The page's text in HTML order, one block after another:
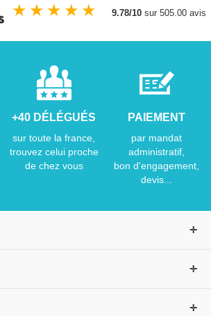
★ ★ ★ ★ ★ 9.78/10 sur 505.00 avis
+40 DÉLÉGUÉS
sur toute la france,
trouvez celui proche
de chez vous
PAIEMENT
par mandat
administratif,
bon d'engagement,
devis...